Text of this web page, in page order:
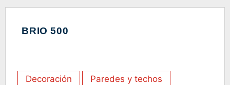
BRIO 500
Decoración Paredes y techos